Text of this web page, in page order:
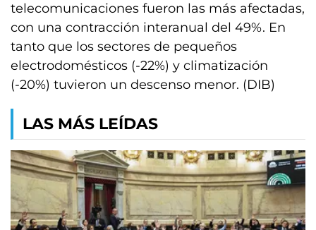
telecomunicaciones fueron las más afectadas,
con una contracción interanual del 49%. En
tanto que los sectores de pequeños
electrodomésticos (-22%) y climatización
(-20%) tuvieron un descenso menor. (DIB)
LAS MÁS LEÍDAS